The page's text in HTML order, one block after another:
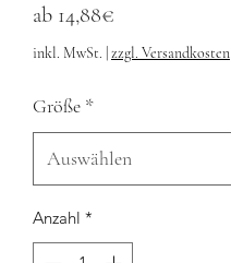
ab 14,88€
Preis
inkl. MwSt. zzgl. Versandkosten
Größe *
Anzahl *